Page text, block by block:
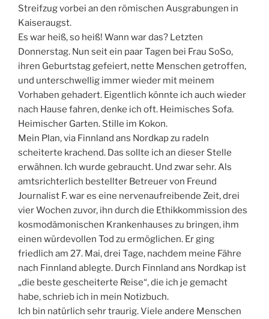
Streifzug vorbei an den römischen Ausgrabungen in
Kaiseraugst.
Es war heiß, so heiß! Wann war das? Letzten
Donnerstag. Nun seit ein paar Tagen bei Frau SoSo,
ihren Geburtstag gefeiert, nette Menschen getroffen,
und unterschwellig immer wieder mit meinem
Vorhaben gehadert. Eigentlich könnte ich auch wieder
nach Hause fahren, denke ich oft. Heimisches Sofa.
Heimischer Garten. Stille im Kokon.
Mein Plan, via Finnland ans Nordkap zu radeln
scheiterte krachend. Das sollte ich an dieser Stelle
erwähnen. Ich wurde gebraucht. Und zwar sehr. Als
amtsrichterlich bestellter Betreuer von Freund
Journalist F. war es eine nervenaufreibende Zeit, drei
vier Wochen zuvor, ihn durch die Ethikkommission des
kosmodämonischen Krankenhauses zu bringen, ihm
einen würdevollen Tod zu ermöglichen. Er ging
friedlich am 27. Mai, drei Tage, nachdem meine Fähre
nach Finnland ablegte. Durch Finnland ans Nordkap ist
„die beste gescheiterte Reise“, die ich je gemacht
habe, schrieb ich in mein Notizbuch.
Ich bin natürlich sehr traurig. Viele andere Menschen